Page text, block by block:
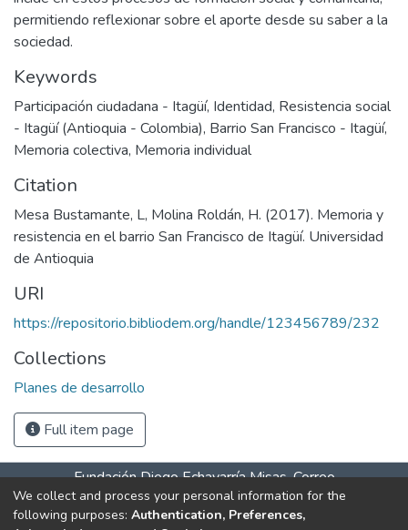
permitiendo reflexionar sobre el aporte desde su saber a la
sociedad.
Keywords
Participación ciudadana - Itagüí, Identidad, Resistencia social
- Itagüí (Antioquia - Colombia), Barrio San Francisco - Itagüí,
Memoria colectiva, Memoria individual
Citation
Mesa Bustamante, L, Molina Roldán, H. (2017). Memoria y
resistencia en el barrio San Francisco de Itagüí. Universidad
de Antioquia
URI
https://repositorio.bibliodem.org/handle/123456789/232
Collections
Planes de desarrollo
Full item page
Fundación Diego Echavarría Misas. Correo
salaitagui@bibliodem.org teléfono: 604 277 07 61 celular –
WhatsApp 31> Horarios de atención: Lunes a viernes 9:00
We collect and process your personal information for the
following purposes: Authentication, Preferences,